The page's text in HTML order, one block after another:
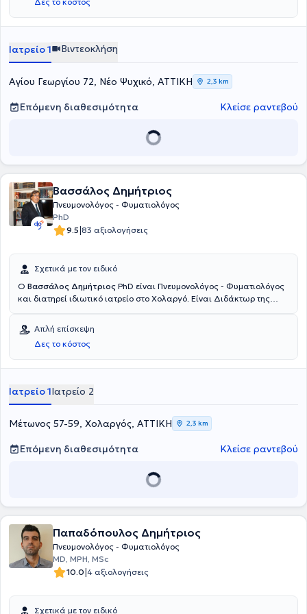
Ελληνική Εταιρεία Κλινικής Χημείας και η Ένωση Πνευμονολόγων
Πνευμονολογικής Εταιρείας.
Ιατρείο 1 Βιντεοκλήση
Αγίου Γεωργίου 72, Νέο Ψυχικό, ΑΤΤΙΚΗ 2,3 km
Επόμενη διαθεσιμότητα Κλείσε ραντεβού
Βασσάλος Δημήτριος
Πνευμονολόγος - Φυματιολόγος
PhD
9.5|83 αξιολογήσεις
Σχετικά με τον ειδικό
Ο Βασσάλος Δημήτριος PhD είναι Πνευμονολόγος - Φυματιολόγος
και διατηρεί ιδιωτικό ιατρείο στο Χολαργό. Είναι Διδάκτωρ της
Αθηνών. Ο ιατρός έχει συνεργασία με το Νοσοκομείο Metropolitan
General και με το Νοσοκομείο Ερρίκος Ντυνάν και είναι μέλος του
Ιατρικού Συλλόγου Αθηνών. Στο ιατρείο του προσφέρει πληθώρα
υπηρεσιών, εξατομικευμένες και σχεδιασμένες με βάση τις ανάγκες
Απλή επίσκεψη
Δες το κόστος
Ιατρείο 1Ιατρείο 2
Μέτωνος 57-59, Χολαργός, ΑΤΤΙΚΗ 2,3 km
Επόμενη διαθεσιμότητα Κλείσε ραντεβού
Παπαδόπουλος Δημήτριος
Πνευμονολόγος - Φυματιολόγος
MD, MPH, MSc
10.0|4 αξιολογήσεις
Σχετικά με τον ειδικό